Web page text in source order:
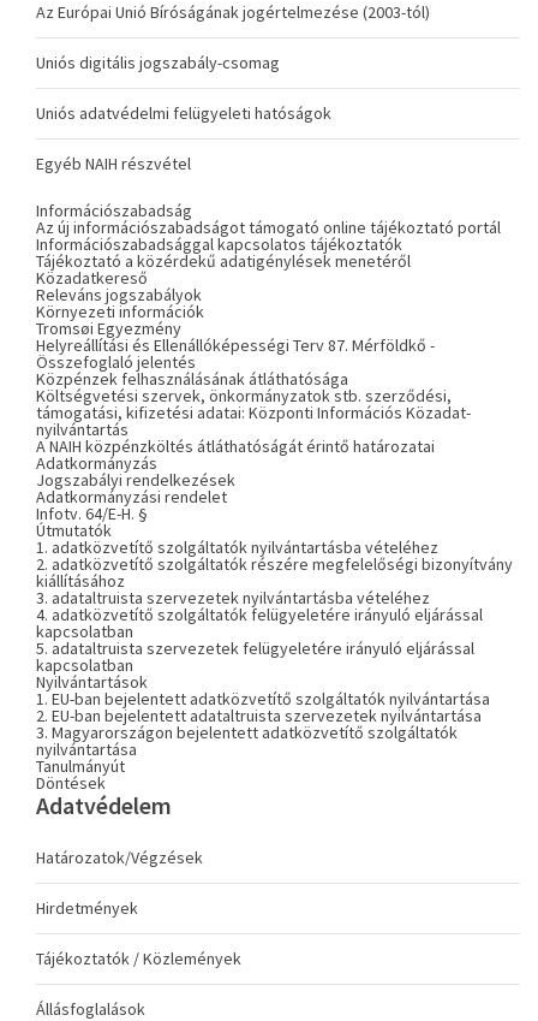
Az Európai Unió Bíróságának jogértelmezése (2003-tól)
Uniós digitális jogszabály-csomag
Uniós adatvédelmi felügyeleti hatóságok
Egyéb NAIH részvétel
Információszabadság
Az új információszabadságot támogató online tájékoztató portál
Információszabadsággal kapcsolatos tájékoztatók
Tájékoztató a közérdekű adatigénylések menetéről
Közadatkereső
Releváns jogszabályok
Környezeti információk
Tromsøi Egyezmény
Helyreállítási és Ellenállóképességi Terv 87. Mérföldkő -
Összefoglaló jelentés
Közpénzek felhasználásának átláthatósága
Költségvetési szervek, önkormányzatok stb. szerződési,
támogatási, kifizetési adatai: Központi Információs Közadat-
nyilvántartás
A NAIH közpénzköltés átláthatóságát érintő határozatai
Adatkormányzás
Jogszabályi rendelkezések
Adatkormányzási rendelet
Infotv. 64/E-H. §
Útmutatók
1. adatközvetítő szolgáltatók nyilvántartásba vételéhez
2. adatközvetítő szolgáltatók részére megfelelőségi bizonyítvány
kiállításához
3. adataltruista szervezetek nyilvántartásba vételéhez
4. adatközvetítő szolgáltatók felügyeletére irányuló eljárással
kapcsolatban
5. adataltruista szervezetek felügyeletére irányuló eljárással
kapcsolatban
Nyilvántartások
1. EU-ban bejelentett adatközvetítő szolgáltatók nyilvántartása
2. EU-ban bejelentett adataltruista szervezetek nyilvántartása
3. Magyarországon bejelentett adatközvetítő szolgáltatók
nyilvántartása
Tanulmányút
Döntések
Adatvédelem
Határozatok/Végzések
Hirdetmények
Tájékoztatók / Közlemények
Állásfoglalások